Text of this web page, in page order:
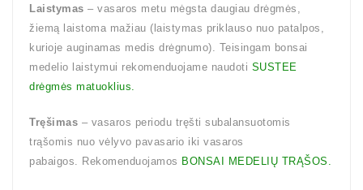
Laistymas – vasaros metu mėgsta daugiau drėgmės,
žiemą laistoma mažiau (laistymas priklauso nuo patalpos,
kurioje auginamas medis drėgnumo). Teisingam bonsai
medelio laistymui rekomenduojame naudoti SUSTEE
drėgmės matuoklius.
Tręšimas – vasaros periodu tręšti subalansuotomis
trąšomis nuo vėlyvo pavasario iki vasaros
pabaigos. Rekomenduojamos BONSAI MEDELIŲ TRĄŠOS.